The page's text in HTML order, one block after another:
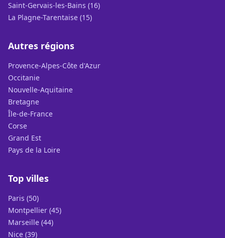
Saint-Gervais-les-Bains (16)
La Plagne-Tarentaise (15)
Autres régions
Provence-Alpes-Côte d'Azur
Occitanie
Nouvelle-Aquitaine
Bretagne
Île-de-France
Corse
Grand Est
Pays de la Loire
Top villes
Paris (50)
Montpellier (45)
Marseille (44)
Nice (39)